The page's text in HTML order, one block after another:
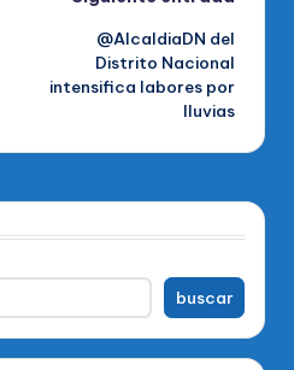
@AlcaldiaDN del
Distrito Nacional
intensifica labores por
lluvias
buscar